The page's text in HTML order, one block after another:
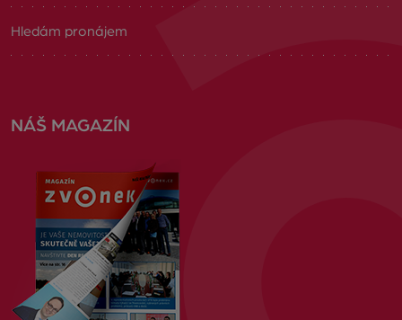
Hledám pronájem
NÁŠ MAGAZÍN